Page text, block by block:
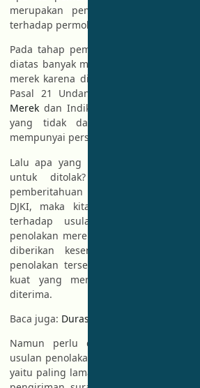
merupakan pemeriksaan yang
terhadap permohonan
Pada tahap pemeriksaan substantif
diatas banyak merek diusulkan untuk
merek karena dianggap bertentangan
Pasal 21 Undang-Undang Nomor
Merek dan Indikasi Geografis yang
yang tidak dapat didaftar dan
mempunyai persamaan pada pokoknya
Lalu apa yang harus dilakukan jika
untuk ditolak? jawabannya
pemberitahuan usulan penolakan
DJKI, maka kita dapat memberikan
terhadap usulan penolakan
penolakan merek yang disampaikan
diberikan kesempatan untuk
penolakan tersebut dengan dalil-dalil
kuat yang menjelaskan bahwa
diterima.
Baca juga: Durasi Berlaku merek yang
Namun perlu di ingat, surat
usulan penolakan merek memiliki batas
yaitu paling lama 30 (tiga puluh) hari